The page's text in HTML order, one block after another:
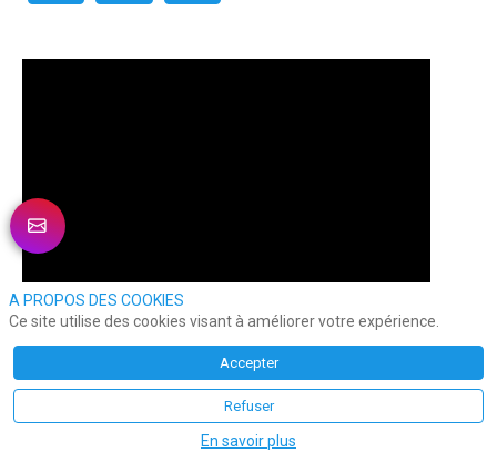
A PROPOS DES COOKIES
Ce site utilise des cookies visant à améliorer votre expérience.
Accepter
Refuser
En savoir plus